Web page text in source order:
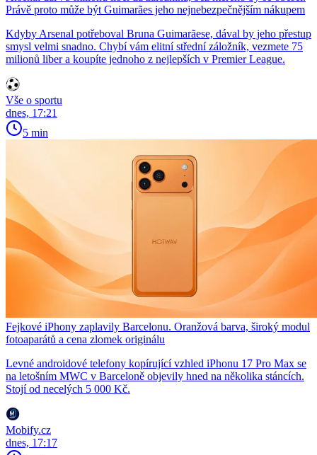
Právě proto může být Guimarães jeho nejnebezpečnějším nákupem
Kdyby Arsenal potřeboval Bruna Guimarãese, dával by jeho přestup
smysl velmi snadno. Chybí vám elitní střední záložník, vezmete 75
milionů liber a koupíte jednoho z nejlepších v Premier League.
Vše o sportu
dnes, 17:21
5 min
Fejkové iPhony zaplavily Barcelonu. Oranžová barva, široký modul
fotoaparátů a cena zlomek originálu
Levné androidové telefony kopírující vzhled iPhonu 17 Pro Max se
na letošním MWC v Barceloně objevily hned na několika stáncích.
Stojí od necelých 5 000 Kč.
Mobify.cz
dnes, 17:17